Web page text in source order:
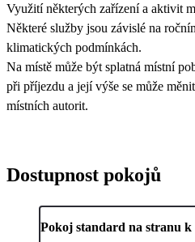
Využití některých zařízení a aktivit
Některé služby jsou závislé na
klimatických podmínkách.
Na místě může být splatná místní
při příjezdu a její výše se může
místních autorit.
Dostupnost pokojů
Pokoj standard na stranu k